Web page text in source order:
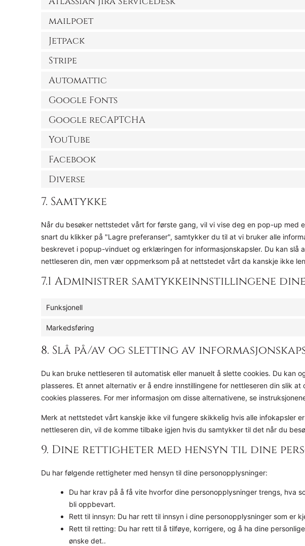
mailpoet
Jetpack
Stripe
Automattic
Google Fonts
Google reCAPTCHA
YouTube
Facebook
Diverse
7. Samtykke
Når du besøker nettstedet vårt for første gang, vil vi vise deg en pop-up med
snart du klikker på "Lagre preferanser", samtykker du til at vi bruker alle
beskrevet i popup-vinduet og erklæringen for informasjonskapsler. Du kan slå
nettleseren din, men vær oppmerksom på at nettstedet vårt da kanskje ikke
7.1 Administrer samtykkeinnstillingene
Funksjonell
Markedsføring
8. Slå på/av og sletting av
Du kan bruke nettleseren til automatisk eller manuelt å slette cookies. Du kan
plasseres. Et annet alternativ er å endre innstillingene for nettleseren din slik
cookies plasseres. For mer informasjon om disse alternativene, se
Merk at nettstedet vårt kanskje ikke vil fungere skikkelig hvis alle infokapsler
nettleseren din, vil de komme tilbake igjen hvis du samtykker til det når du
9. Dine rettigheter med hensyn til dine
Du har følgende rettigheter med hensyn til dine personopplysninger:
Du har krav på å få vite hvorfor dine personopplysninger trengs, hva
bli oppbevart.
Rett til innsyn: Du har rett til innsyn i dine personopplysninger som er
Rett til retting: Du har rett til å tilføye, korrigere, og å ha dine
ønske det..